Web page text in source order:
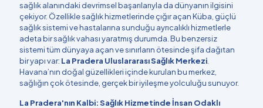
sağlık alanındaki devrimsel başarılarıyla da dünyanın ilgisini
çekiyor. Özellikle sağlık hizmetlerinde çığır açan Küba, güçlü
sağlık sistemi ve hastalarına sunduğu ayrıcalıklı hizmetlerle
adeta bir sağlık vahası yaratmış durumda. Bu benzersiz
sistemi tüm dünyaya açan ve sınırların ötesinde şifa dağıtan
bir yapı var: La Pradera Uluslararası Sağlık Merkezi
Havana’nın doğal güzellikleri içinde kurulan bu merkez,
sağlığın çok ötesinde, gerçek bir iyileşme yolculuğu sunuyor.
La Pradera'nın Kalbi: Sağlık Hizmetinde İnsan Odaklı